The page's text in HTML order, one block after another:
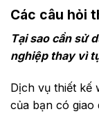
Các câu hỏi
Tại sao cần sử
nghiệp thay vì
Dịch vụ thiết kế
của bạn có giao